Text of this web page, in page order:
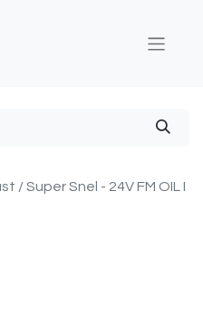
/ Super Snel - 24V FM OIL I